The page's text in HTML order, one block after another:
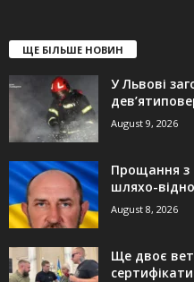
ЩЕ БІЛЬШЕ НОВИН
У Львові
August 9, 2026
Прощання з
шляхо-
August 8, 2026
Ще двоє